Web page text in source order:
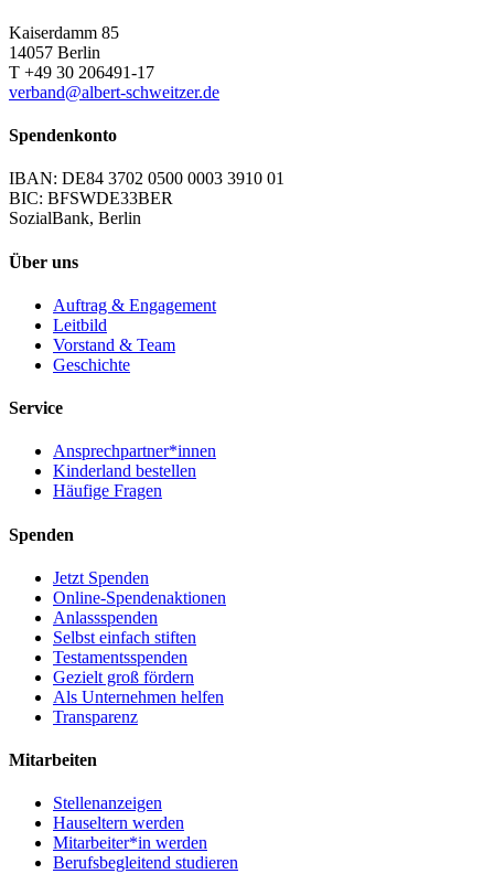
Kaiserdamm 85
14057 Berlin
T +49 30 206491-17
verband@albert-schweitzer.de
Spendenkonto
IBAN: DE84 3702 0500 0003 3910 01
BIC: BFSWDE33BER
SozialBank, Berlin
Über uns
Auftrag & Engagement
Leitbild
Vorstand & Team
Geschichte
Service
Ansprechpartner*innen
Kinderland bestellen
Häufige Fragen
Spenden
Jetzt Spenden
Online-Spendenaktionen
Anlassspenden
Selbst einfach stiften
Testamentsspenden
Gezielt groß fördern
Als Unternehmen helfen
Transparenz
Mitarbeiten
Stellenanzeigen
Hauseltern werden
Mitarbeiter*in werden
Berufsbegleitend studieren